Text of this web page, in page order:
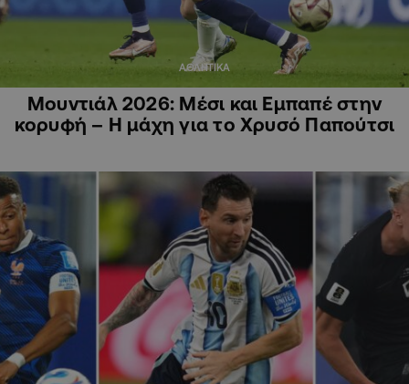
ΑΘΛΗΤΙΚΑ
Μουντιάλ 2026: Μέσι και Εμπαπέ στην
κορυφή – Η μάχη για το Χρυσό Παπούτσι